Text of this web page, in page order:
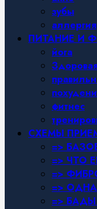
зубы
аллергия
ПИТАНИЕ И
йога
фитнес
СХЕМЫ
=>
=> ЧТО
=>
=>
=>